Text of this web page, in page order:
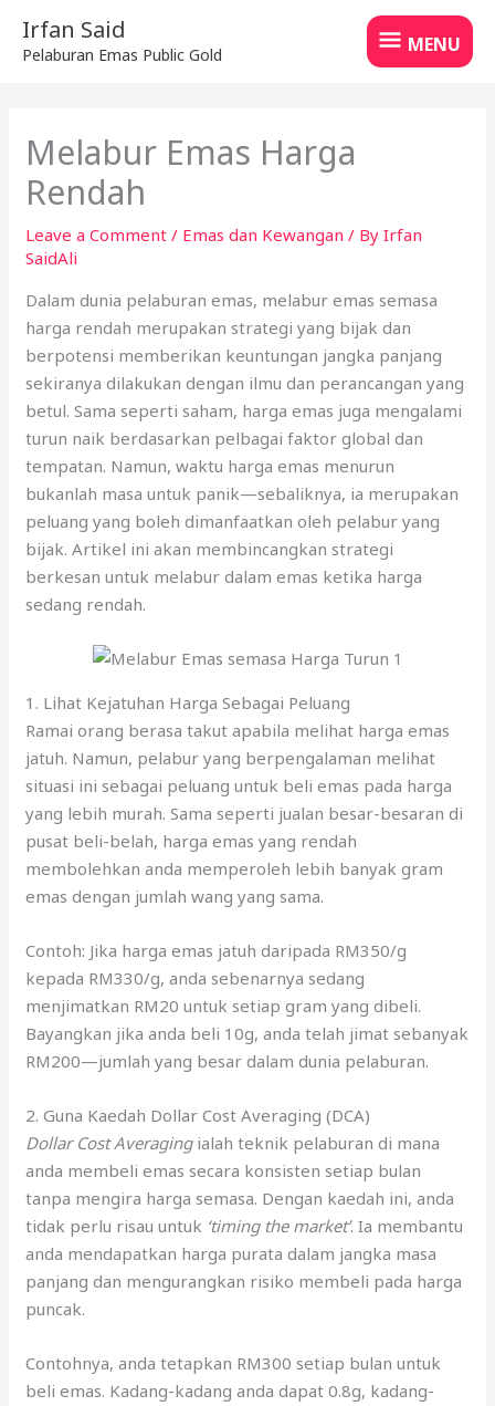
content
Irfan Said
Pelaburan Emas Public Gold
MENU
MENU
Melabur Emas Harga
Rendah
Leave a Comment / Emas dan Kewangan / ByIrfan
SaidAli
Dalam dunia pelaburan emas, melabur emas semasa
harga rendah merupakan strategi yang bijak dan
berpotensi memberikan keuntungan jangka panjang
sekiranya dilakukan dengan ilmu dan perancangan yang
betul. Sama seperti saham, harga emas juga mengalami
turun naik berdasarkan pelbagai faktor global dan
tempatan. Namun, waktu harga emas menurun
bukanlah masa untuk panik—sebaliknya, ia merupakan
peluang yang boleh dimanfaatkan oleh pelabur yang
bijak. Artikel ini akan membincangkan strategi
berkesan untuk melabur dalam emas ketika harga
sedang rendah.
1. Lihat Kejatuhan Harga Sebagai Peluang
Ramai orang berasa takut apabila melihat harga emas
jatuh. Namun, pelabur yang berpengalaman melihat
situasi ini sebagai peluang untuk beli emas pada harga
yang lebih murah. Sama seperti jualan besar-besaran di
pusat beli-belah, harga emas yang rendah
membolehkan anda memperoleh lebih banyak gram
emas dengan jumlah wang yang sama.
Contoh: Jika harga emas jatuh daripada RM350/g
kepada RM330/g, anda sebenarnya sedang
menjimatkan RM20 untuk setiap gram yang dibeli.
Bayangkan jika anda beli 10g, anda telah jimat sebanyak
RM200—jumlah yang besar dalam dunia pelaburan.
2. Guna Kaedah Dollar Cost Averaging (DCA)
Dollar Cost Averagingialah teknik pelaburan di mana
anda membeli emas secara konsisten setiap bulan
tanpa mengira harga semasa. Dengan kaedah ini, anda
tidak perlu risau untuk ‘timing the market’. Ia membantu
anda mendapatkan harga purata dalam jangka masa
panjang dan mengurangkan risiko membeli pada harga
puncak.
Contohnya, anda tetapkan RM300 setiap bulan untuk
beli emas. Kadang-kadang anda dapat 0.8g, kadang-